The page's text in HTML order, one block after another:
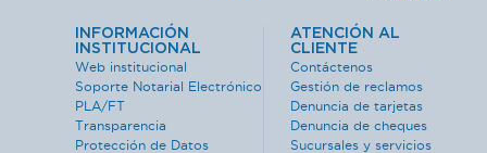
INFORMACIÓN
INSTITUCIONAL
Web institucional
Soporte Notarial Electrónico
PLA/FT
Transparencia
Protección de Datos
ATENCIÓN AL
CLIENTE
Contáctenos
Gestión de reclamos
Denuncia de tarjetas
Denuncia de cheques
Sucursales y servicios